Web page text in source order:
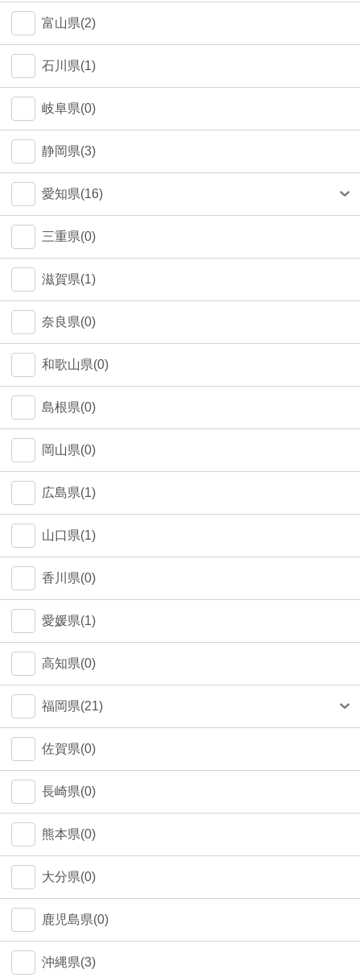
荒川区(0)
北区(0)
中野区(0)
江東区(0)
富山県(2)
石川県(1)
岐阜県(0)
静岡県(3)
愛知県(16)
名古屋市(14)
三重県(0)
滋賀県(1)
奈良県(0)
和歌山県(0)
島根県(0)
岡山県(0)
広島県(1)
山口県(1)
香川県(0)
愛媛県(1)
高知県(0)
福岡県(21)
福岡市(20)
佐賀県(0)
長崎県(0)
熊本県(0)
大分県(0)
鹿児島県(0)
沖縄県(3)